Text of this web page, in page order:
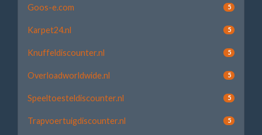
Goos-e.com 5
Karpet24.nl 5
Knuffeldiscounter.nl 5
Overloadworldwide.nl 5
Speeltoesteldiscounter.nl 5
Trapvoertuigdiscounter.nl 5